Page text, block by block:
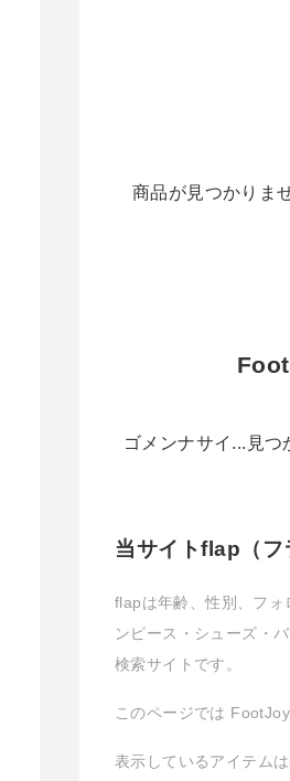
商品が見つかりま
ゴメンナサイ...見つ
当サイトflap（フ
flapは年齢、性別、フォ
ンピース・シューズ・
検索サイトです。
このページでは
表示しているアイテム